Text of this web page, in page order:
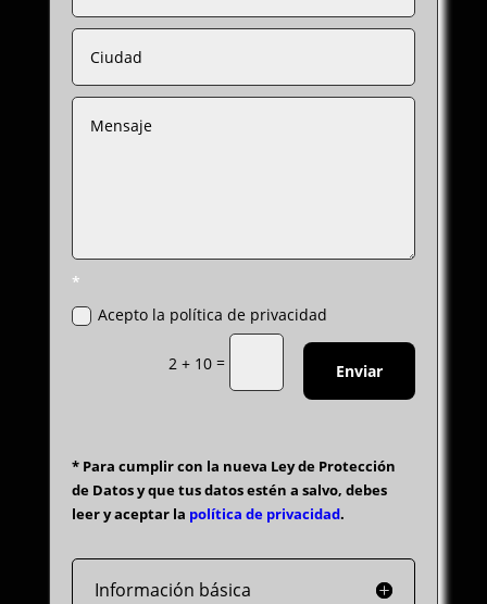
*
Acepto la política de privacidad
2 + 10 = Enviar
* Para cumplir con la nueva Ley de Protección
de Datos y que tus datos estén a salvo, debes
leer y aceptar la política de privacidad.
Información básica